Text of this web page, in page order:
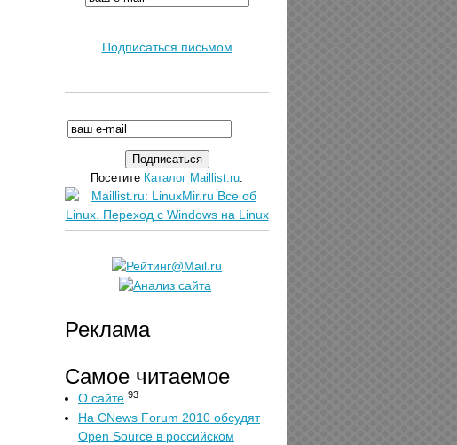
Подписаться письмом
Посетите Каталог Maillist.ru.
Реклама
Самое читаемое
О сайте 93
На CNews Forum 2010 обсудят
Open Source в российском